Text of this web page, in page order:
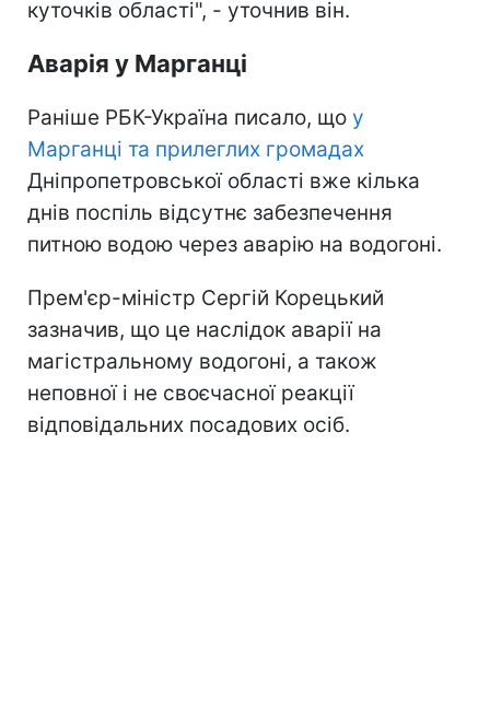
куточків області", - уточнив він.
Аварія у Марганці
Раніше РБК-Україна писало, що у
Марганці та прилеглих громадах
Дніпропетровської області вже кілька
днів поспіль відсутнє забезпечення
питною водою через аварію на водогоні.
Прем'єр-міністр Сергій Корецький
зазначив, що це наслідок аварії на
магістральному водогоні, а також
неповної і не своєчасної реакції
відповідальних посадових осіб.